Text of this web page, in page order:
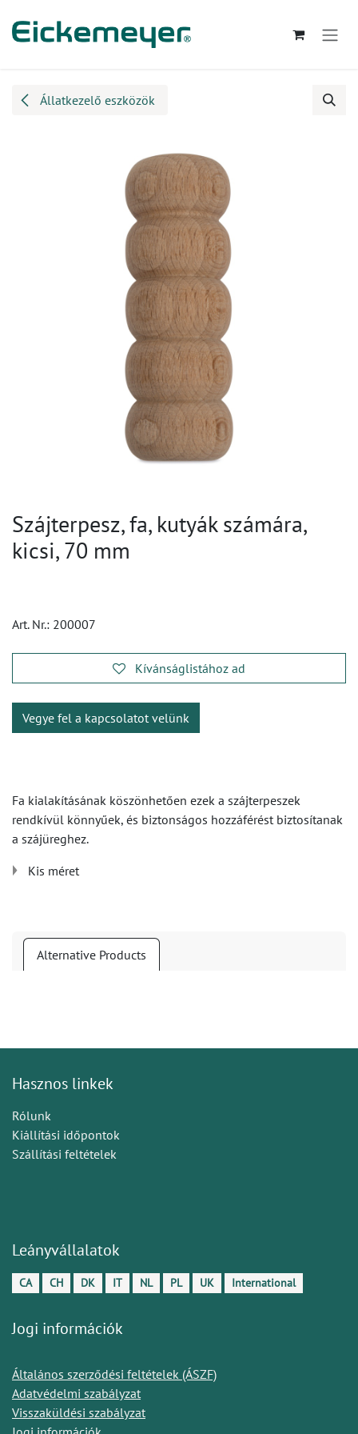
Állatkezelő eszközök
Szájterpesz, fa, kutyák számára,
kicsi, 70 mm
Art. Nr.: 200007
Kívánságlistához ad
Vegye fel a kapcsolatot velünk
Fa kialakításának köszönhetően ezek a szájterpeszek
rendkívül könnyűek, és biztonságos hozzáférést biztosítanak
a szájüreghez.
Kis méret
Alternative Products
Hasznos linkek
Rólunk
Kiállítási időpontok
Szállítási feltételek
Leányvállalatok
CA CH DK IT NL PL UK International
Jogi információk
Általános szerződési feltételek (ÁSZF)
Adatvédelmi szabályzat
Visszaküldési szabályzat